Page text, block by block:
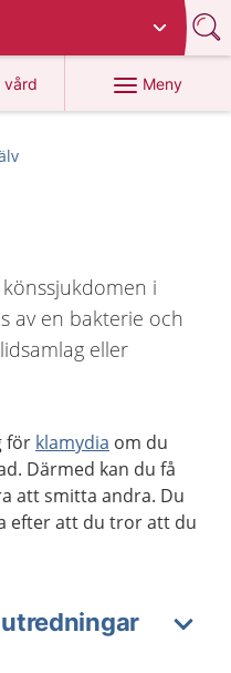
vård
Meny
i
av en bakterie och
eller
för klamydia om du
Därmed kan du få
att smitta andra. Du
efter att du tror att du